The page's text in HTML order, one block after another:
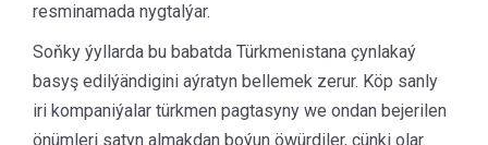
resminamada nygtalýar.
Soňky ýyllarda bu babatda Türkmenistana çynlakaý
basyş edilýändigini aýratyn bellemek zerur. Köp sanly
iri kompaniýalar türkmen pagtasyny we ondan bejerilen
önümleri satyn almakdan boýun öwürdiler, çünki olar